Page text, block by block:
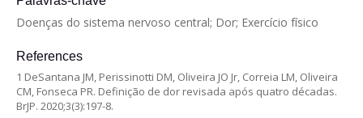
Doenças do sistema nervoso central; Dor; Exercício físico
References
1 DeSantana JM, Perissinotti DM, Oliveira JO Jr, Correia LM, Oliveira
CM, Fonseca PR. Definição de dor revisada após quatro décadas.
BrJP. 2020;3(3):197-8.